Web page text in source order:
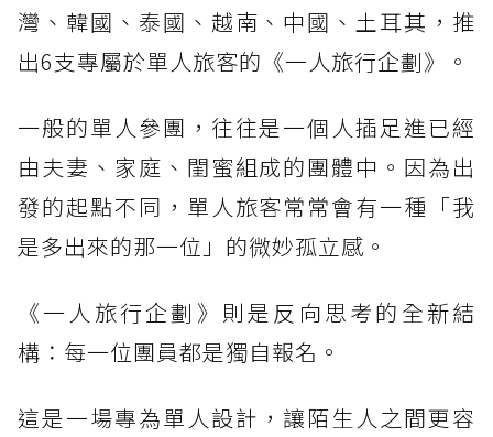
灣、韓國、泰國、越南、中國、土耳其，推
出6支專屬於單人旅客的《一人旅行企劃》。
一般的單人參團，往往是一個人插足進已經
由夫妻、家庭、閨蜜組成的團體中。因為出
發的起點不同，單人旅客常常會有一種「我
是多出來的那一位」的微妙孤立感。
《一人旅行企劃》則是反向思考的全新結
構：每一位團員都是獨自報名。
這是一場專為單人設計，讓陌生人之間更容